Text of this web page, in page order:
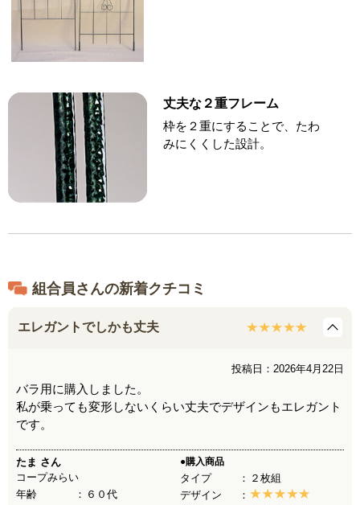
丈夫な２重フレーム
枠を２重にすることで、たわ
みにくくした設計。
組合員さんの新着クチコミ
エレガントでしかも丈夫
投稿日：2026年4月22日
バラ用に購入しました。
私が乗っても変形しないくらい丈夫でデザインもエレガント
です。
たま さん
コープみらい
年齢
６０代
●購入商品
タイプ
２枚組
デザイン